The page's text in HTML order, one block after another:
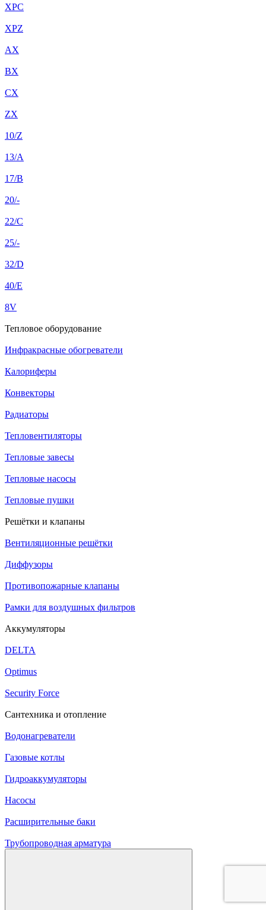
XPC
XPZ
AX
BX
CX
ZX
10/Z
13/A
17/B
20/-
22/C
25/-
32/D
40/E
8V
Тепловое оборудование
Инфракрасные обогреватели
Калориферы
Конвекторы
Радиаторы
Тепловентиляторы
Тепловые завесы
Тепловые насосы
Тепловые пушки
Решётки и клапаны
Вентиляционные решётки
Диффузоры
Противопожарные клапаны
Рамки для воздушных фильтров
Аккумуляторы
DELTA
Optimus
Security Force
Сантехника и отопление
Водонагреватели
Газовые котлы
Гидроаккумуляторы
Насосы
Расширительные баки
Трубопроводная арматура